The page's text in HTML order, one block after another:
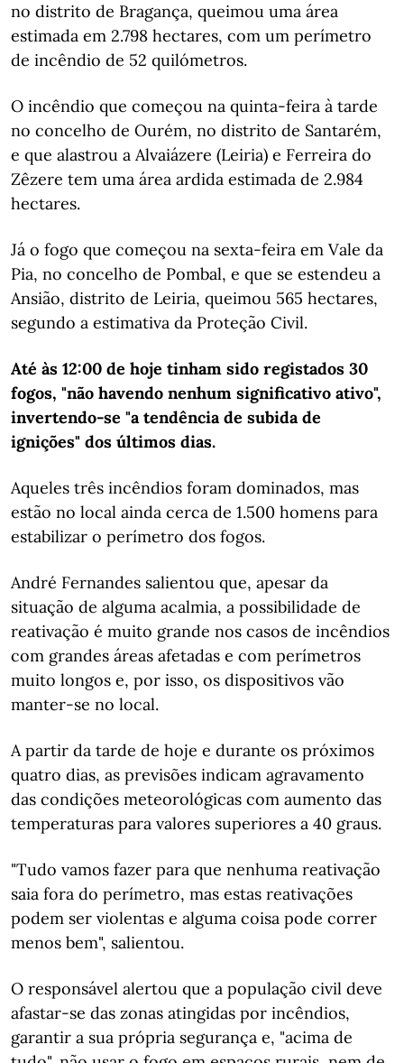
no distrito de Bragança, queimou uma área
estimada em 2.798 hectares, com um perímetro
de incêndio de 52 quilómetros.
O incêndio que começou na quinta-feira à tarde
no concelho de Ourém, no distrito de Santarém,
e que alastrou a Alvaiázere (Leiria) e Ferreira do
Zêzere tem uma área ardida estimada de 2.984
hectares.
Já o fogo que começou na sexta-feira em Vale da
Pia, no concelho de Pombal, e que se estendeu a
Ansião, distrito de Leiria, queimou 565 hectares,
segundo a estimativa da Proteção Civil.
Até às 12:00 de hoje tinham sido registados 30
fogos, "não havendo nenhum significativo ativo",
invertendo-se "a tendência de subida de
ignições" dos últimos dias.
Aqueles três incêndios foram dominados, mas
estão no local ainda cerca de 1.500 homens para
estabilizar o perímetro dos fogos.
André Fernandes salientou que, apesar da
situação de alguma acalmia, a possibilidade de
reativação é muito grande nos casos de incêndios
com grandes áreas afetadas e com perímetros
muito longos e, por isso, os dispositivos vão
manter-se no local.
A partir da tarde de hoje e durante os próximos
quatro dias, as previsões indicam agravamento
das condições meteorológicas com aumento das
temperaturas para valores superiores a 40 graus.
"Tudo vamos fazer para que nenhuma reativação
saia fora do perímetro, mas estas reativações
podem ser violentas e alguma coisa pode correr
menos bem", salientou.
O responsável alertou que a população civil deve
afastar-se das zonas atingidas por incêndios,
garantir a sua própria segurança e, "acima de